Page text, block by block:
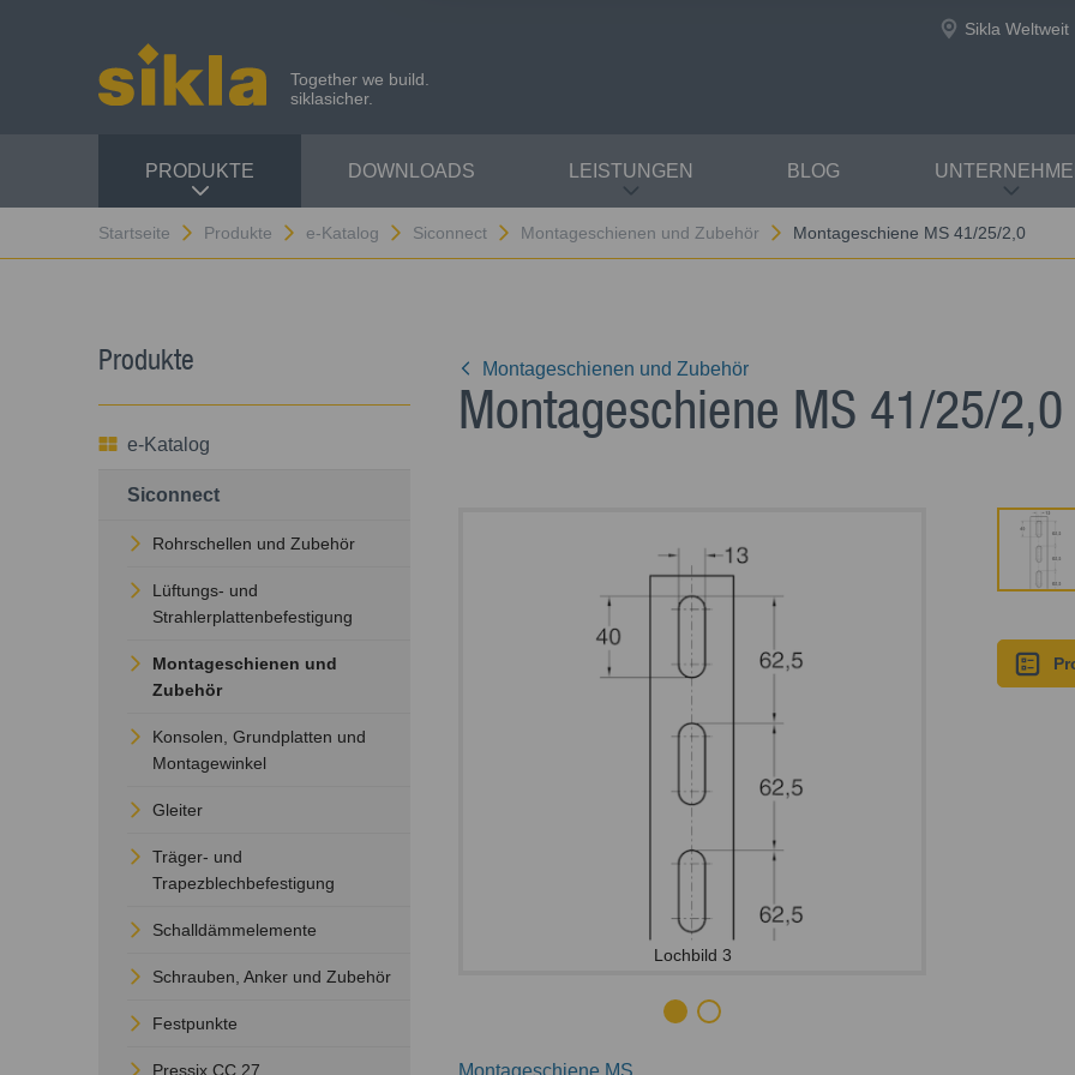
Together we build.
siklasicher.
Sikla Weltweit
PRODUKTE DOWNLOADS LEISTUNGEN BLOG
Startseite Produkte e-Katalog Siconnect Montageschienen und Zubehör Montageschiene MS 41/25/2,0
Produkte
e-Katalog
Siconnect
Rohrschellen und Zubehör
Lüftungs- und
Strahlerplattenbefestigung
Montageschienen und
Zubehör
Konsolen, Grundplatten und
Montagewinkel
Gleiter
Träger- und
Trapezblechbefestigung
Schalldämmelemente
Schrauben, Anker und Zubehör
Festpunkte
Pressix CC 27
Montageschienen und Zubehör
Montageschiene MS 41/25/2,0
Lochbild 3
Montageschiene MS